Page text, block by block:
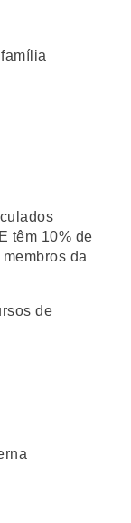
têm 10% de
da
de